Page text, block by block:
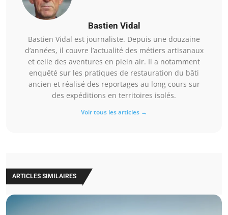
Bastien Vidal
Bastien Vidal est journaliste. Depuis une douzaine
d’années, il couvre l’actualité des métiers artisanaux
et celle des aventures en plein air. Il a notamment
enquêté sur les pratiques de restauration du bâti
ancien et réalisé des reportages au long cours sur
des expéditions en territoires isolés.
Voir tous les articles →
ARTICLES SIMILAIRES